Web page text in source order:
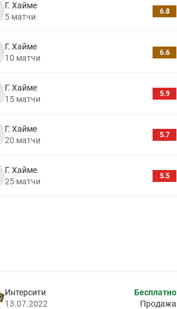
Г. Хайме
5 матчи
6.8
Г. Хайме
10 матчи
6.6
Г. Хайме
15 матчи
5.9
Г. Хайме
20 матчи
5.7
Г. Хайме
25 матчи
5.5
Интерсити
13.07.2022
Бесплатно
Продажа